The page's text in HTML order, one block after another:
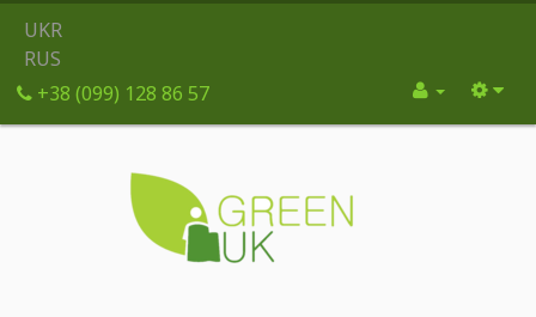
UKR
RUS
+38 (099) 128 86 57